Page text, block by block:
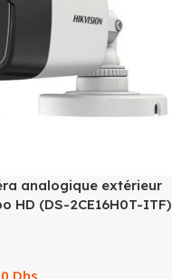
analogique extérieur
HD (DS-2CE16H0T-ITF)